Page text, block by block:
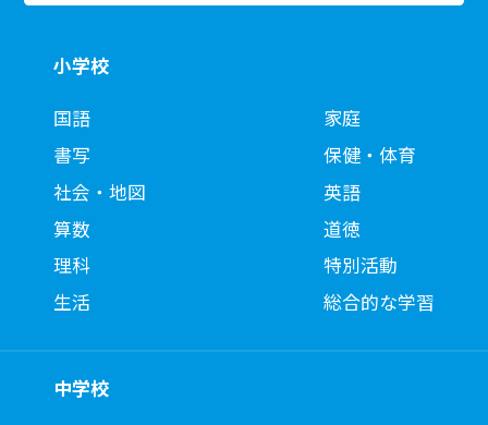
小学校
国語
書写
社会・地図
算数
理科
生活
家庭
保健・体育
英語
道徳
特別活動
総合的な学習
中学校